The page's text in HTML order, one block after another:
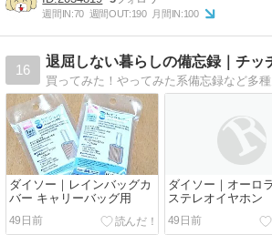
週間IN:70 週間OUT:190 月間IN:100
16
退屈しない暮らしの備忘録｜チッ
ダイソー｜レインバッグカ
バー キャリーバッグ用
49日前
ダイソー｜オーロ
ステレオイヤホン
49日前